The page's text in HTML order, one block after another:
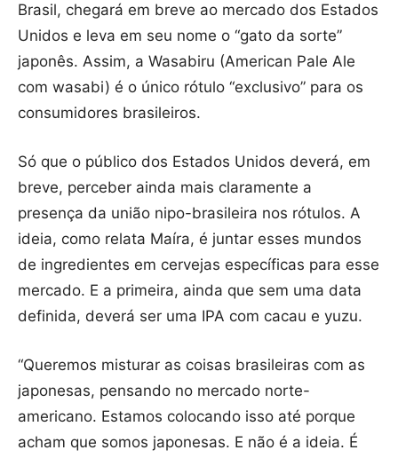
Brasil, chegará em breve ao mercado dos Estados
Unidos e leva em seu nome o “gato da sorte”
japonês. Assim, a Wasabiru (American Pale Ale
com wasabi) é o único rótulo “exclusivo” para os
consumidores brasileiros.
Só que o público dos Estados Unidos deverá, em
breve, perceber ainda mais claramente a
presença da união nipo-brasileira nos rótulos. A
ideia, como relata Maíra, é juntar esses mundos
de ingredientes em cervejas específicas para esse
mercado. E a primeira, ainda que sem uma data
definida, deverá ser uma IPA com cacau e yuzu.
“Queremos misturar as coisas brasileiras com as
japonesas, pensando no mercado norte-
americano. Estamos colocando isso até porque
acham que somos japonesas. E não é a ideia. É